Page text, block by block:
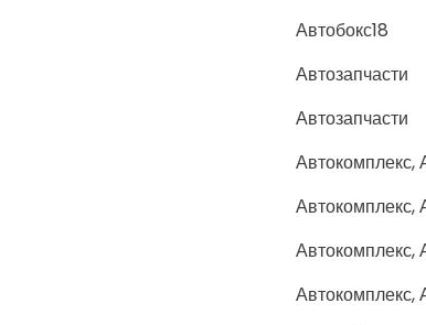
Автобокс18
Автозапчасти
Автозапчасти
Автокомплекс,
Автокомплекс,
Автокомплекс,
Автокомплекс,